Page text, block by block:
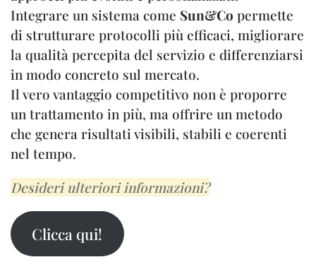
Integrare un sistema come Sun&Co permette
di strutturare protocolli più efficaci, migliorare
la qualità percepita del servizio e differenziarsi
in modo concreto sul mercato.
Il vero vantaggio competitivo non è proporre
un trattamento in più, ma offrire un metodo
che genera risultati visibili, stabili e coerenti
nel tempo.
Desideri ulteriori informazioni?
Clicca qui!